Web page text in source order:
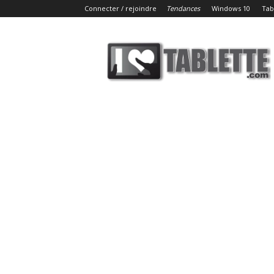
Connecter / rejoindre Tendances Windows 10